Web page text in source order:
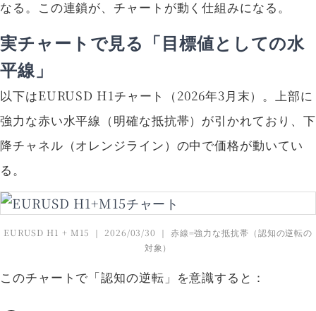
なる。この連鎖が、チャートが動く仕組みになる。
実チャートで見る「目標値としての水
平線」
以下はEURUSD H1チャート（2026年3月末）。上部に
強力な赤い水平線（明確な抵抗帯）が引かれており、下
降チャネル（オレンジライン）の中で価格が動いてい
る。
EURUSD H1 + M15 ｜ 2026/03/30 ｜ 赤線=強力な抵抗帯（認知の逆転の
対象）
このチャートで「認知の逆転」を意識すると：